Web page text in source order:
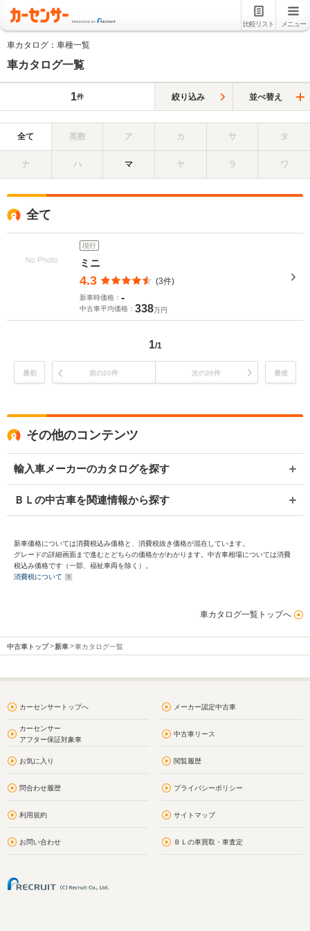
比較リスト メニュー
車カタログ：車種一覧
車カタログ一覧
1件 絞り込み 並べ替え
全て 英数 ア カ サ タ
ナ ハ マ ヤ ラ ワ
全て
現行
ミニ
4.3 (3件)
新車時価格： -
中古車平均価格： 338万円
1/1
最初 前の20件 次の20件 最後
その他のコンテンツ
輸入車メーカーのカタログを探す
ＢＬの中古車を関連情報から探す
新車価格については消費税込み価格と、消費税抜き価格が混在しています。
グレードの詳細画面まで進むとどちらの価格かがわかります。中古車相場については消費
税込み価格です（一部、福祉車両を除く）。
消費税について
車カタログ一覧トップへ
中古車トップ 新車 車カタログ一覧
カーセンサートップへ メーカー認定中古車
カーセンサー
アフター保証対象車
中古車リース
お気に入り 閲覧履歴
問合わせ履歴 プライバシーポリシー
利用規約 サイトマップ
お問い合わせ ＢＬの車買取・車査定